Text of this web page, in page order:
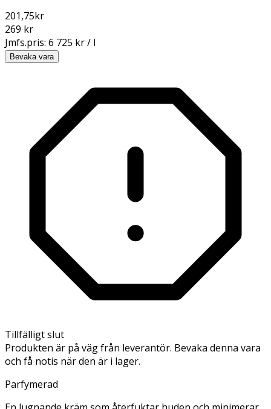
201,75kr
269 kr
Jmfs.pris: 6 725 kr / l
Bevaka vara
Tillfälligt slut
Produkten är på väg från leverantör. Bevaka denna vara
och få notis när den är i lager.
Parfymerad